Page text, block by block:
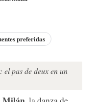
preferidas
pas de deux en un